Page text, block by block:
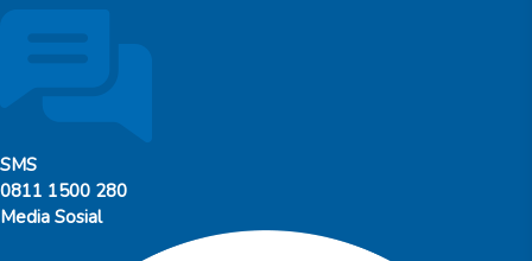
SMS
0811 1500 280
Media Sosial